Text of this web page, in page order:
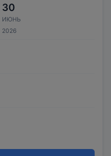
30
ИЮНЬ
2026